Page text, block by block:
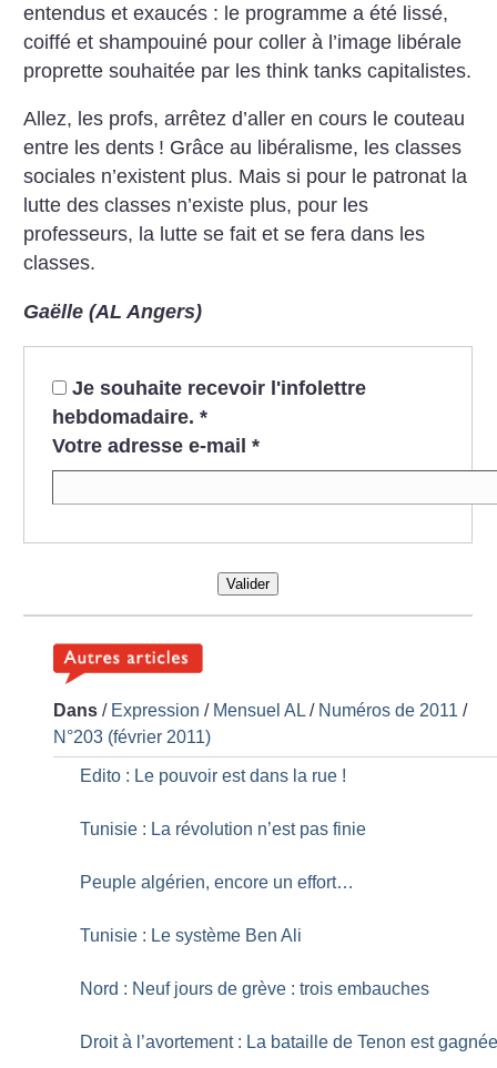
entendus et exaucés : le programme a été lissé,
coiffé et shampouiné pour coller à l’image libérale
proprette souhaitée par les think tanks capitalistes.
Allez, les profs, arrêtez d’aller en cours le couteau
entre les dents ! Grâce au libéralisme, les classes
sociales n’existent plus. Mais si pour le patronat la
lutte des classes n’existe plus, pour les
professeurs, la lutte se fait et se fera dans les
classes.
Gaëlle (AL Angers)
Je souhaite recevoir l'infolettre
hebdomadaire. *
Votre adresse e-mail *
Valider
Dans / Expression / Mensuel AL / Numéros de 2011 /
N°203 (février 2011)
Edito : Le pouvoir est dans la rue !
Tunisie : La révolution n’est pas finie
Peuple algérien, encore un effort…
Tunisie : Le système Ben Ali
Nord : Neuf jours de grève : trois embauches
Droit à l’avortement : La bataille de Tenon est